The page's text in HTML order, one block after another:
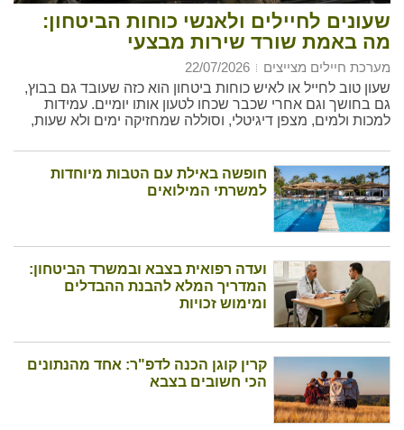
שעונים לחיילים ולאנשי כוחות הביטחון:
מה באמת שורד שירות מבצעי
מערכת חיילים מצייצים
שעון טוב לחייל או לאיש כוחות ביטחון הוא כזה שעובד גם בבוץ,
גם בחושך וגם אחרי שכבר שכחו לטעון אותו יומיים. עמידות
למכות ולמים, מצפן דיגיטלי, וסוללה שמחזיקה ימים ולא שעות,
חופשה באילת עם הטבות מיוחדות
למשרתי המילואים
ועדה רפואית בצבא ובמשרד הביטחון:
המדריך המלא להבנת ההבדלים
ומימוש זכויות
קרין קוגן הכנה לדפ"ר: אחד מהנתונים
הכי חשובים בצבא